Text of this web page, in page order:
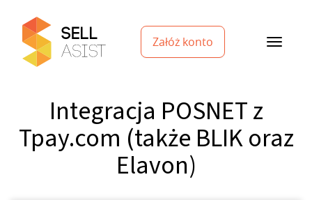
Załóż konto
Integracja POSNET z
Tpay.com (także BLIK oraz
Elavon)